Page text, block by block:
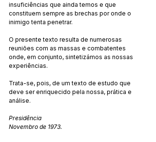
insuficiências que ainda temos e que
constituem sempre as brechas por onde o
inimigo tenta penetrar.
O presente texto resulta de numerosas
reuniões com as massas e combatentes
onde, em conjunto, sintetizámos as nossas
experiências.
Trata-se, pois, de um texto de estudo que
deve ser enriquecido pela nossa, prática e
análise.
Presidência
Novembro de 1973.